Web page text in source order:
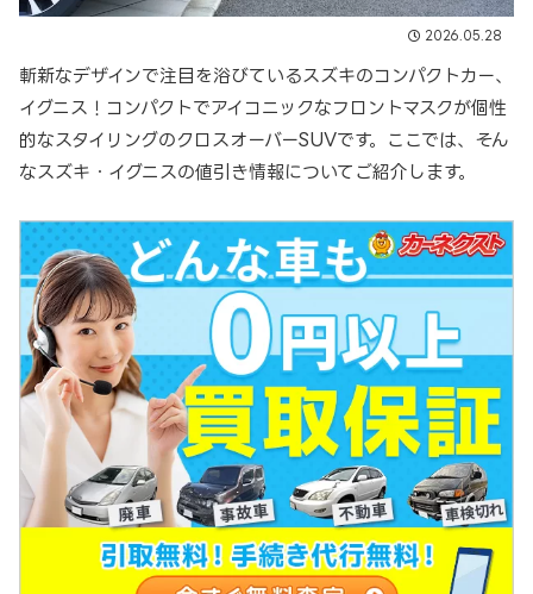
2026.05.28
斬新なデザインで注目を浴びているスズキのコンパクトカー、
イグニス！コンパクトでアイコニックなフロントマスクが個性
的なスタイリングのクロスオーバーSUVです。ここでは、そん
なスズキ・イグニスの値引き情報についてご紹介します。